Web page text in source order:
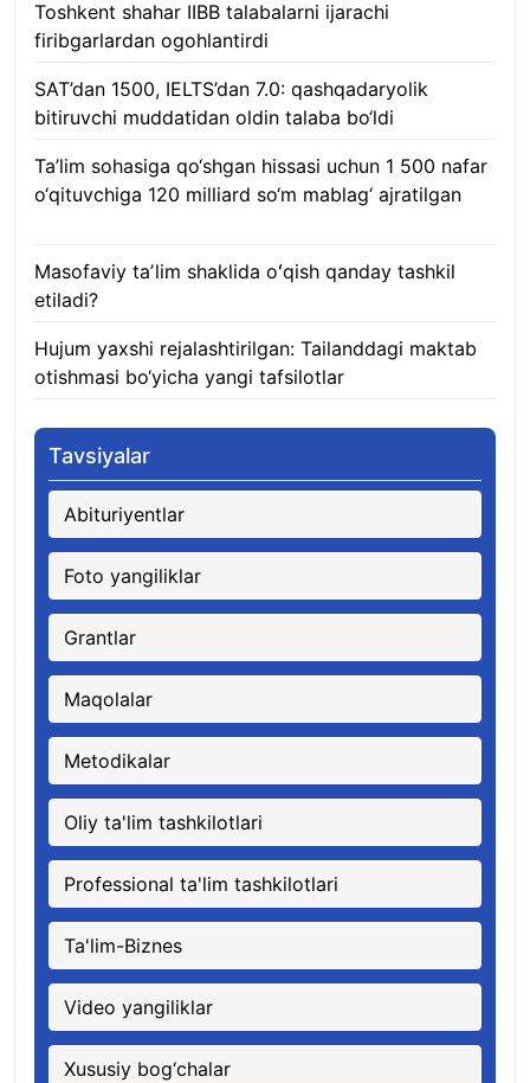
Toshkent shahar IIBB talabalarni ijarachi
firibgarlardan ogohlantirdi
SAT’dan 1500, IELTS’dan 7.0: qashqadaryolik
bitiruvchi muddatidan oldin talaba bo‘ldi
Ta’lim sohasiga qo‘shgan hissasi uchun 1 500 nafar
o‘qituvchiga 120 milliard so‘m mablag‘ ajratilgan
Masofaviy taʼlim shaklida oʻqish qanday tashkil
etiladi?
Hujum yaxshi rejalashtirilgan: Tailanddagi maktab
otishmasi bo‘yicha yangi tafsilotlar
Tavsiyalar
Abituriyentlar
Foto yangiliklar
Grantlar
Maqolalar
Metodikalar
Oliy ta'lim tashkilotlari
Professional ta'lim tashkilotlari
Ta'lim-Biznes
Video yangiliklar
Xususiy bog‘chalar